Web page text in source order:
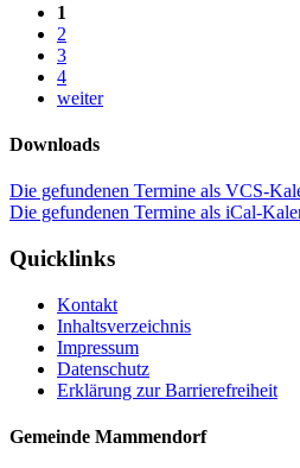
1
2
3
4
weiter
Downloads
Die gefundenen Termine als VCS-
Die gefundenen Termine als iCal-
Quicklinks
Kontakt
Inhaltsverzeichnis
Impressum
Datenschutz
Erklärung zur Barrierefreiheit
Gemeinde Mammendorf